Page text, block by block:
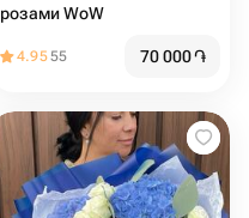
розами WoW
4.9555 70 000֏